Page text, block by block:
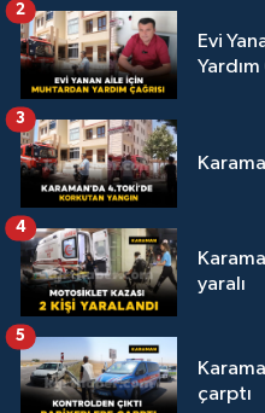
Evi
Yardım
2
3
yaralı
4
çarptı
5